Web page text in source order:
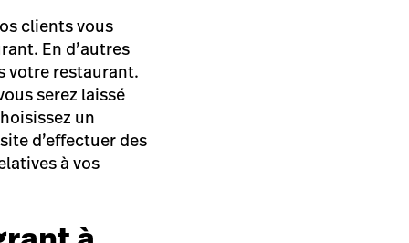
clients vous
En d’autres
votre restaurant.
serez laissé
un
d’effectuer des
à vos